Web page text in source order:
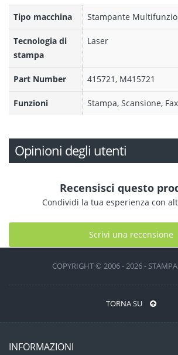
Tipo macchina Stampante
Tecnologia di
stampa
Laser
Part Number 415721, M415721
Funzioni Stampa, Scansione, Fax
Opinioni degli utenti
Recensisci questo
Condividi la tua esperienza con
Scrivi una recensione
COPYRIGHT © 2006 - 2026 -
TORNA SU
INFORMAZIONI